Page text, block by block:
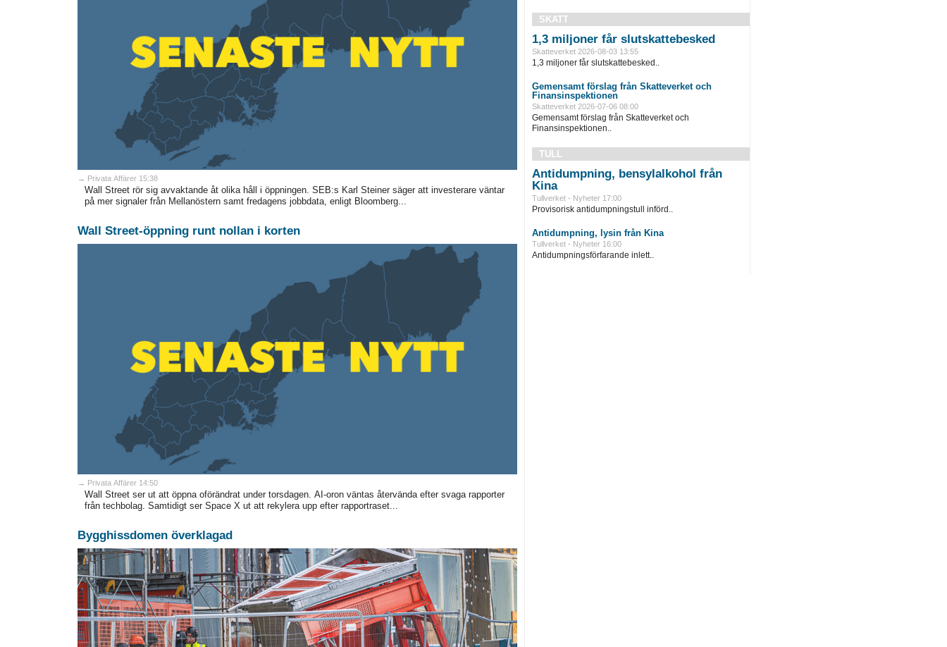
→ Privata Affärer 15:38
Wall Street rör sig avvaktande åt olika håll i öppningen. SEB:s Karl Steiner säger att investerare väntar
på mer signaler från Mellanöstern samt fredagens jobbdata, enligt Bloomberg...
Wall Street-öppning runt nollan i korten
→ Privata Affärer 14:50
Wall Street ser ut att öppna oförändrat under torsdagen. AI-oron väntas återvända efter svaga rapporter
från techbolag. Samtidigt ser Space X ut att rekylera upp efter rapportraset...
Bygghissdomen överklagad
SKATT
1,3 miljoner får slutskattebesked
Skatteverket 2026-08-03 13:55
1,3 miljoner får slutskattebesked..
Gemensamt förslag från Skatteverket och
Finansinspektionen
Skatteverket 2026-07-06 08:00
Gemensamt förslag från Skatteverket och
Finansinspektionen..
TULL
Antidumpning, bensylalkohol från
Kina
Tullverket - Nyheter 17:00
Provisorisk antidumpningstull införd..
Antidumpning, lysin från Kina
Tullverket - Nyheter 16:00
Antidumpningsförfarande inlett..